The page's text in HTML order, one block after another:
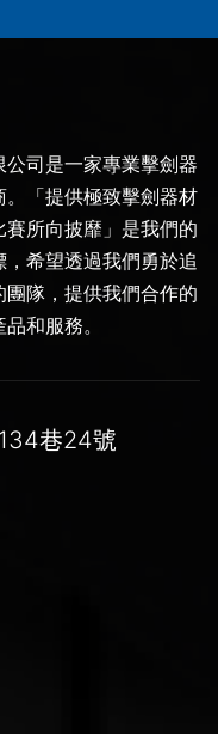
公司是一家專業擊劍器
。「提供極致擊劍器材
賽所向披靡」是我們的
，希望透過我們勇於追
團隊，提供我們合作的
和服務。
巷24號